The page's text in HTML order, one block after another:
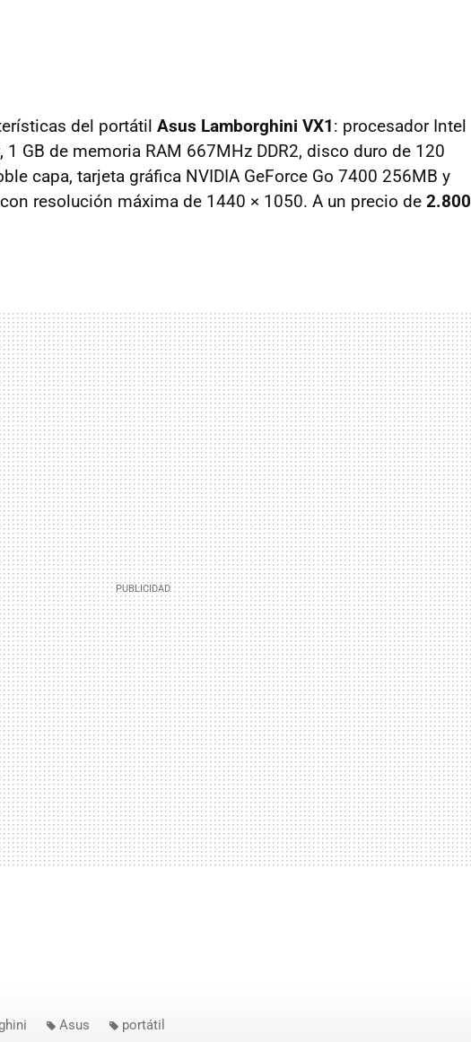
del portátil Asus Lamborghini VX1: procesador Intel
1 GB de memoria RAM 667MHz DDR2, disco duro de 120
capa, tarjeta gráfica NVIDIA GeForce Go 7400 256MB y
resolución máxima de 1440 × 1050. A un precio de 2.800
Asus portátil